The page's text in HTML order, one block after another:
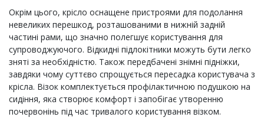
Окрім цього, крісло оснащене пристроями для подолання
невеликих перешкод, розташованими в нижній задній
частині рами, що значно полегшує користування для
супроводжуючого. Відкидні підлокітники можуть бути легко
зняті за необхідністю. Також передбачені знімні підніжки,
завдяки чому суттєво спрощується пересадка користувача з
крісла. Візок комплектується профілактичною подушкою на
сидіння, яка створює комфорт і запобігає утворенню
почервонінь під час тривалого користування візком.